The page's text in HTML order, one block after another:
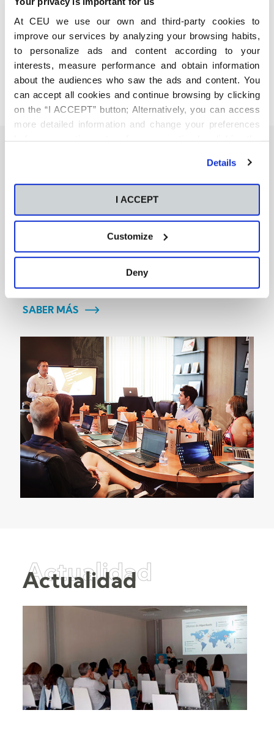
At CEU we use our own and third-party cookies to
improve our services by analyzing your browsing habits,
to personalize ads and content according to your
interests, measure performance and obtain information
about the audiences who saw the ads and content. You
can accept all cookies and continue browsing by clicking
on the “I ACCEPT” button; Alternatively, you can access
more detailed information and change your preferences
Details
I ACCEPT
Customize
Deny
Internacionalización y Comercio
Exterior
En estrecha relación con los responsables de las
empresas y organizaciones, la Escuela colabora en
la identificación de las áreas formativas de
SABER MÁS
Actualidad
Actualidad